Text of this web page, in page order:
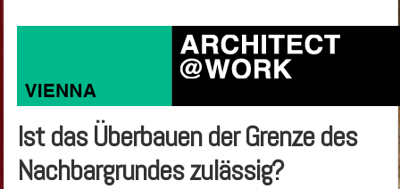
Ist das Überbauen der Grenze des
Nachbargrundes zulässig?